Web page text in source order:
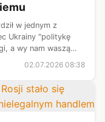
w jednym z
Ukrainy "politykę
a wy nam waszą
czwartek w TVN24
02.07.2026 08:38